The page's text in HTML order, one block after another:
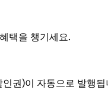
택을 챙기세요.
인권)이 자동으로 발행됩